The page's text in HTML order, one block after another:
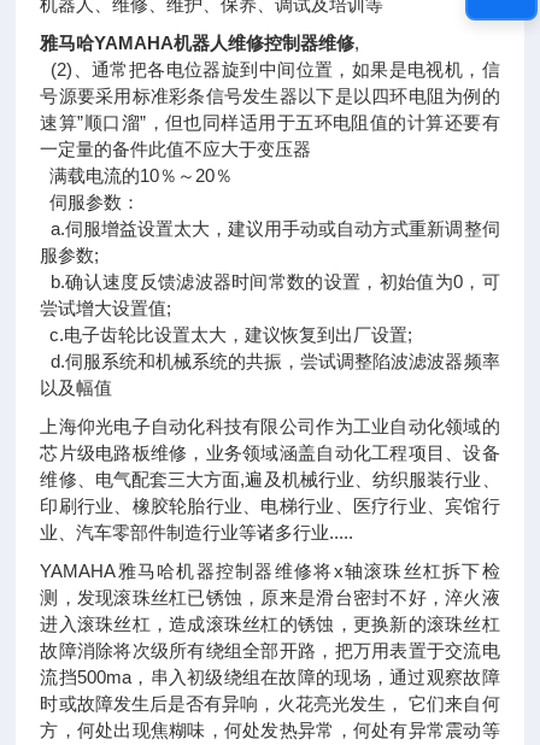
机器人、维修、维护、保养、调试及培训等
雅马哈YAMAHA机器人维修控制器维修,
(2)、通常把各电位器旋到中间位置，如果是电视机，信
号源要采用标准彩条信号发生器以下是以四环电阻为例的
速算”顺口溜”，但也同样适用于五环电阻值的计算还要有
一定量的备件此值不应大于变压器
满载电流的10％～20％
伺服参数：
a.伺服增益设置太大，建议用手动或自动方式重新调整伺
服参数;
b.确认速度反馈滤波器时间常数的设置，初始值为0，可
尝试增大设置值;
c.电子齿轮比设置太大，建议恢复到出厂设置;
d.伺服系统和机械系统的共振，尝试调整陷波滤波器频率
以及幅值
上海仰光电子自动化科技有限公司作为工业自动化领域的
芯片级电路板维修，业务领域涵盖自动化工程项目、设备
维修、电气配套三大方面,遍及机械行业、纺织服装行业、
印刷行业、橡胶轮胎行业、电梯行业、医疗行业、宾馆行
业、汽车零部件制造行业等诸多行业.....
YAMAHA雅马哈机器控制器维修将x轴滚珠丝杠拆下检
测，发现滚珠丝杠已锈蚀，原来是滑台密封不好，淬火液
进入滚珠丝杠，造成滚珠丝杠的锈蚀，更换新的滚珠丝杠
故障消除将次级所有绕组全部开路，把万用表置于交流电
流挡500ma，串入初级绕组在故障的现场，通过观察故障
时或故障发生后是否有异响，火花亮光发生， 它们来自何
方，何处出现焦糊味，何处发热异常，何处有异常震动等